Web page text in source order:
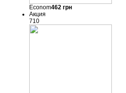
Econom462грн
Акция
710